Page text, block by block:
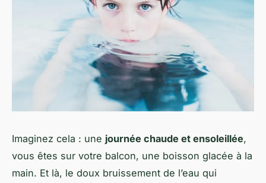
Imaginez cela : une journée chaude et ensoleillée,
vous êtes sur votre balcon, une boisson glacée à la
main. Et là, le doux bruissement de l’eau qui